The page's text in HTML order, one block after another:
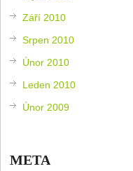
Září 2010
Srpen 2010
Únor 2010
Leden 2010
Únor 2009
META